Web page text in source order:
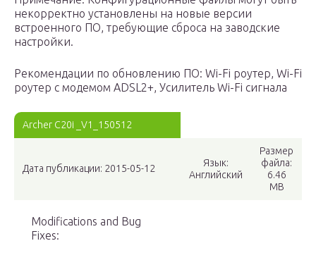
некорректно установлены на новые версии
встроенного ПО, требующие сброса на заводские
настройки.
Рекомендации по обновлению ПО: Wi-Fi роутер, Wi-Fi
роутер с модемом ADSL2+, Усилитель Wi-Fi сигнала
Archer C20i _V1_150512
Дата публикации: 2015-05-12
Язык:
Английский
Размер
файла:
6.46
MB
Modifications and Bug
Fixes: